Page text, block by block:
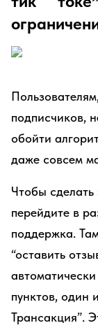
подписчиков,
обойти
даже совсем
Чтобы
перейдите в
поддержка.
“оставить
пунктов, один
Трансакция”.